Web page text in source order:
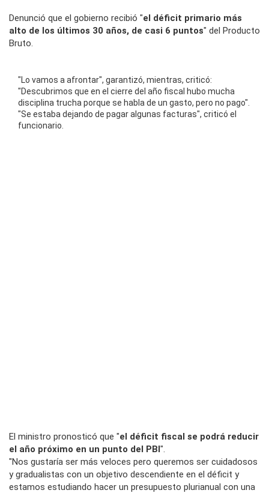
Denunció que el gobierno recibió "el déficit primario más
alto de los últimos 30 años, de casi 6 puntos" del Producto
Bruto.
"Lo vamos a afrontar", garantizó, mientras, criticó:
"Descubrimos que en el cierre del año fiscal hubo mucha
disciplina trucha porque se habla de un gasto, pero no pago".
"Se estaba dejando de pagar algunas facturas", criticó el
funcionario.
El ministro pronosticó que "el déficit fiscal se podrá reducir
el año próximo en un punto del PBI".
"Nos gustaría ser más veloces pero queremos ser cuidadosos
y gradualistas con un objetivo descendiente en el déficit y
estamos estudiando hacer un presupuesto plurianual con una